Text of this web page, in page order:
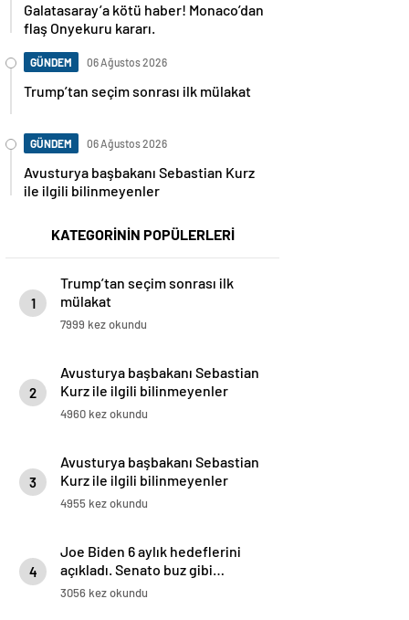
Galatasaray’a kötü haber! Monaco’dan
flaş Onyekuru kararı.
GÜNDEM 06 Ağustos 2026
Trump’tan seçim sonrası ilk mülakat
GÜNDEM 06 Ağustos 2026
Avusturya başbakanı Sebastian Kurz
ile ilgili bilinmeyenler
KATEGORİNİN POPÜLERLERİ
1
Trump’tan seçim sonrası ilk
mülakat
7999 kez okundu
2
Avusturya başbakanı Sebastian
Kurz ile ilgili bilinmeyenler
4960 kez okundu
3
Avusturya başbakanı Sebastian
Kurz ile ilgili bilinmeyenler
4955 kez okundu
4
Joe Biden 6 aylık hedeflerini
açıkladı. Senato buz gibi…
3056 kez okundu